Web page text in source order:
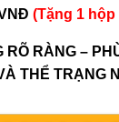
(Tặng 1 hộp
RÀNG –
THỂ TRẠNG